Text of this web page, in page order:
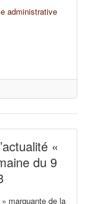
administrative
«
du 9
marquante de la